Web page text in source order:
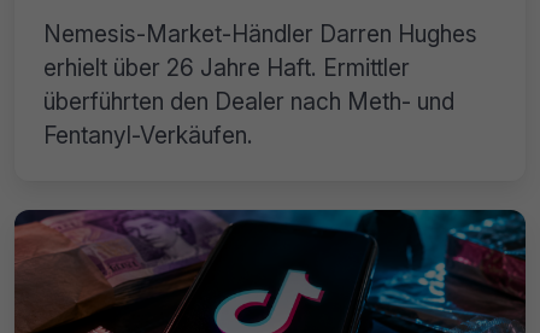
Nemesis-Market-Händler Darren Hughes
erhielt über 26 Jahre Haft. Ermittler
überführten den Dealer nach Meth- und
Fentanyl-Verkäufen.